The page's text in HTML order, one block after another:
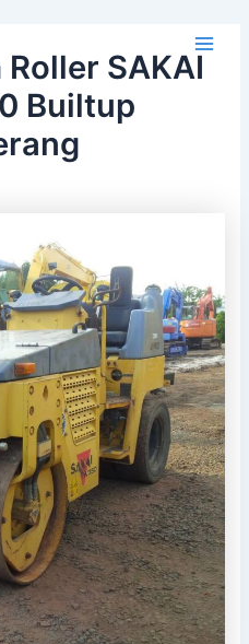
Main
SAKAI
Builtup